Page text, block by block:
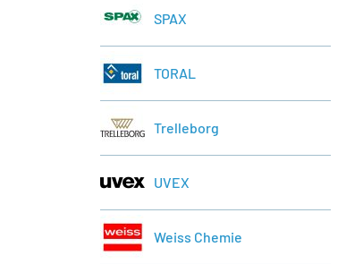
SPAX
TORAL
Trelleborg
UVEX
Weiss Chemie